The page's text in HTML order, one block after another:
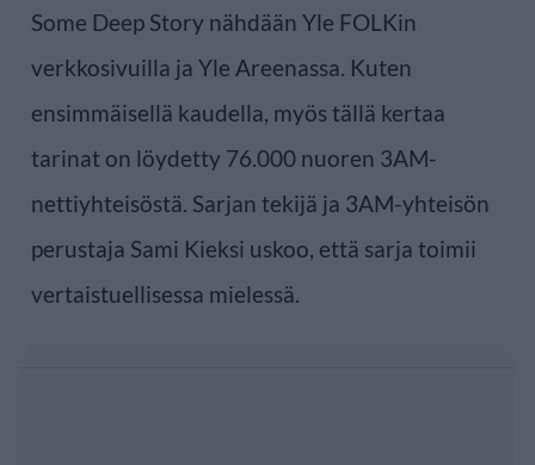
Some Deep Story nähdään Yle FOLKin
verkkosivuilla ja Yle Areenassa. Kuten
ensimmäisellä kaudella, myös tällä kertaa
tarinat on löydetty 76.000 nuoren 3AM-
nettiyhteisöstä. Sarjan tekijä ja 3AM-yhteisön
perustaja Sami Kieksi uskoo, että sarja toimii
vertaistuellisessa mielessä.